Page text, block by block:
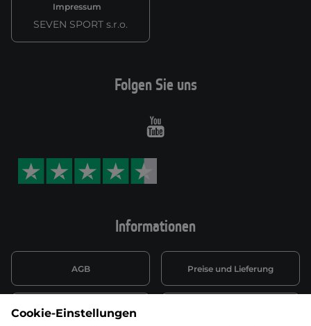
Impressum
SEVEN SPORT s.r.o.
Informationen
AGB Preise und Lieferung
Datenschutzerklärung
Folgen Sie uns
Youtube
Cookie-Einstellungen